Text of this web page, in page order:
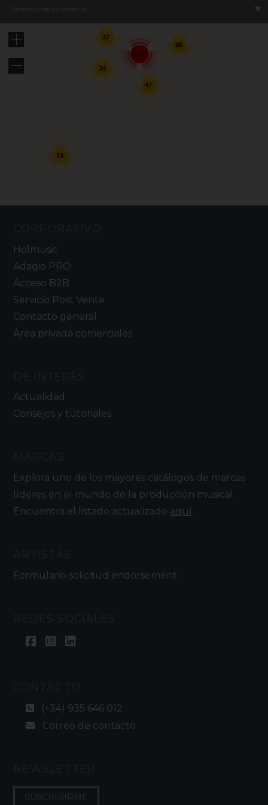
Seleccione su marca
120
34
37
95
47
13
Holmusic
Adagio PRO
Acceso B2B
Servicio Post Venta
Contacto general
Área privada comerciales
Actualidad
Consejos y tutoriales
Explora uno de los mayores catálogos de marcas
líderes en el mundo de la producción musical.
Encuentra el listado actualizado aquí.
Formulario solicitud endorsement
(+34) 935 646 012
Correo de contacto
SUSCRIBIRME